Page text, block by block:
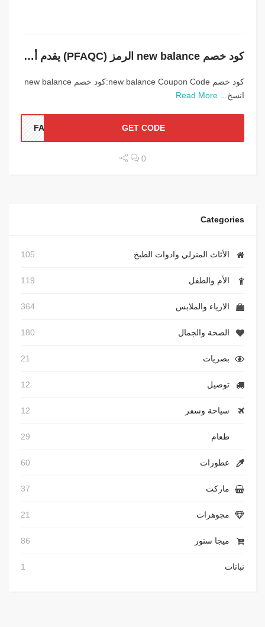
كود خصم new balance الرمز (PFAQC) يقدم أعلى خصم
كود خصم new balance Coupon Code:كود خصم new balance
انسخ... Read More
GET CODE
0
Categories
الأثاث المنزلي وادوات الطبخ 105
الأم والطفل 119
الازياء والملابس 364
الصحة والجمال 180
بصريات 21
توصيل 12
سياحة وسفر 12
طعام 29
عطورات 60
ماركت 37
مجوهرات 21
ميجا ستور 86
نباتات 1